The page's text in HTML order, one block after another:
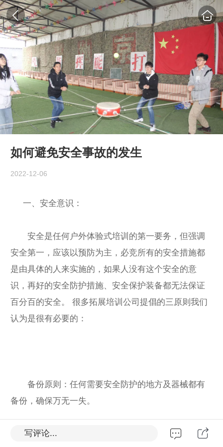
如何避免安全事故的发生
2022-12-06
一、安全意识：
安全是任何户外体验式培训的第一要务，但强调
安全第一，应该以预防为主，必竞所有的安全措施都
是由具体的人来实施的，如果人没有这个安全的意
识，再好的安全防护措施、安全保护装备都无法保证
百分百的安全。 很多拓展培训公司提倡的三原则我们
认为是很有必要的：
备份原则：任何需要安全防护的地方及器械都有
备份，确保万无一失。
复查原则：所有的安全保护在准备完成后都要再
写评论...